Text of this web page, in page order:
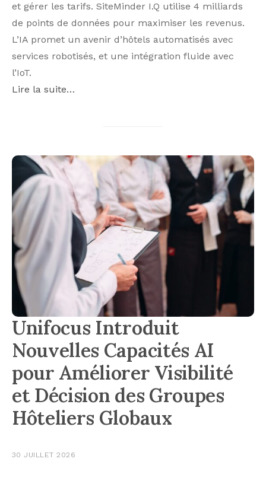
et gérer les tarifs. SiteMinder I.Q utilise 4 milliards
de points de données pour maximiser les revenus.
L’IA promet un avenir d’hôtels automatisés avec
services robotisés, et une intégration fluide avec
l’IoT.
Lire la suite…
Unifocus Introduit
Nouvelles Capacités AI
pour Améliorer Visibilité
et Décision des Groupes
Hôteliers Globaux
30 JUILLET 2026